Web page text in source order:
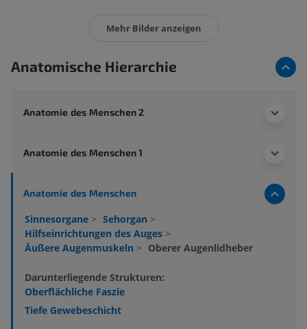
Mehr Bilder anzeigen
Anatomische Hierarchie
Anatomie des Menschen 2
Anatomie des Menschen 1
Anatomie des Menschen
Sinnesorgane > Sehorgan >
Hilfseinrichtungen des Auges >
Äußere Augenmuskeln > Oberer Augenlidheber
Darunterliegende Strukturen:
Oberflächliche Faszie
Tiefe Gewebeschicht